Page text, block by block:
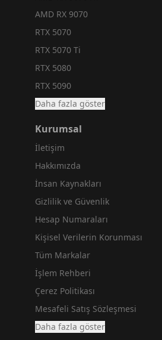
AMD RX 9070
RTX 5070
RTX 5070 Ti
RTX 5080
RTX 5090
Daha fazla göster
Kurumsal
İletişim
Hakkımızda
İnsan Kaynakları
Gizlilik ve Güvenlik
Hesap Numaraları
Kişisel Verilerin Korunması
Tüm Markalar
İşlem Rehberi
Çerez Politikası
Mesafeli Satış Sözleşmesi
Daha fazla göster